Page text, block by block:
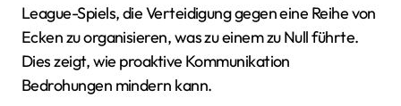
League-Spiels, die Verteidigung gegen eine Reihe von
Ecken zu organisieren, was zu einem zu Null führte.
Dies zeigt, wie proaktive Kommunikation
Bedrohungen mindern kann.